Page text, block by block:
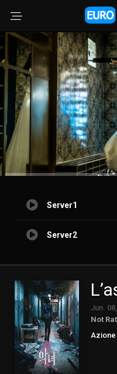
Server1
Server2
Jun.
Not
Azione